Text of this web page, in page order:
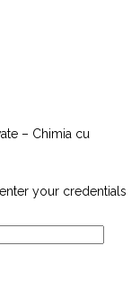
– Chimia cu
your credentials